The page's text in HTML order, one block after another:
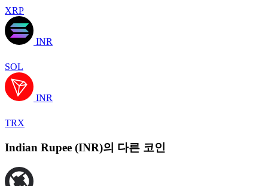
XRP
INR
SOL
INR
TRX
Indian Rupee (INR)의 다른 코인